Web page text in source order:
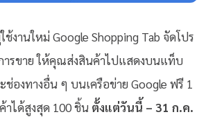
งานใหม่ Google Shopping Tab จัดโปร
ารขาย ให้คุณส่งสินค้าไปแสดงบนแท็บ
ช่องทางอื่น ๆ บนเครือข่าย Google ฟรี 1
ได้สูงสุด 100 ชิ้น ตั้งแต่วันนี้ – 31 ก.ค.